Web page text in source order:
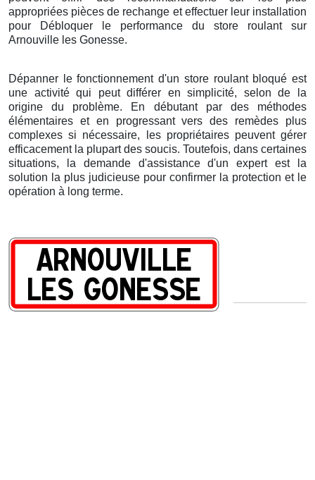
appropriées pièces de rechange et effectuer leur installation
pour Débloquer le performance du store roulant sur
Arnouville les Gonesse.
Dépanner le fonctionnement d'un store roulant bloqué est
une activité qui peut différer en simplicité, selon de la
origine du problème. En débutant par des méthodes
élémentaires et en progressant vers des remèdes plus
complexes si nécessaire, les propriétaires peuvent gérer
efficacement la plupart des soucis. Toutefois, dans certaines
situations, la demande d'assistance d'un expert est la
solution la plus judicieuse pour confirmer la protection et le
opération à long terme.